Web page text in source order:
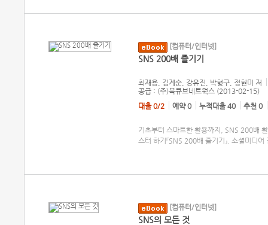
[컴퓨터/인터넷]
SNS 200배 즐기기
최재용, 김계순, 강유진, 박형구, 정현미 저
공급 : (주)북큐브네트웍스 (2013-02-15)
대출 0/2
예약 0 누적대출 40 추천 0
기초부터 스마트한 활용까지, SNS 200배
스터 하기『SNS 200배 즐기기』. 소셜미디
[컴퓨터/인터넷]
SNS의 모든 것